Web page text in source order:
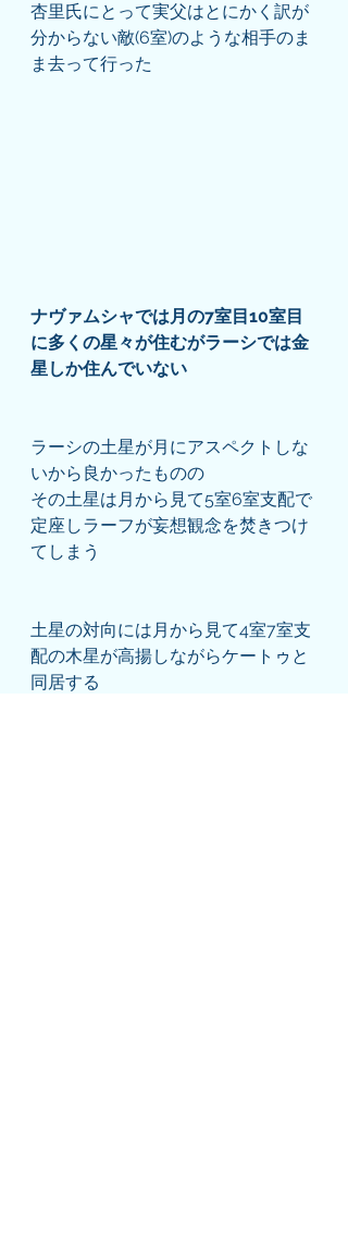
杏里氏にとって実父はとにかく訳が
分からない敵(6室)のような相手のま
ま去って行った
ナヴァムシャでは月の7室目10室目
に多くの星々が住むがラーシでは金
星しか住んでいない
ラーシの土星が月にアスペクトしな
いから良かったものの
その土星は月から見て5室6室支配で
定座しラーフが妄想観念を焚きつけ
てしまう
土星の対向には月から見て4室7室支
配の木星が高揚しながらケートゥと
同居する